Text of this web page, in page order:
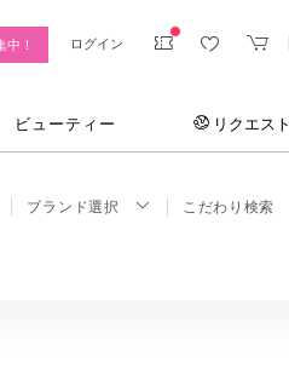
中！ ログイン
ビューティー リクエスト
ブランド選択 こだわり検索